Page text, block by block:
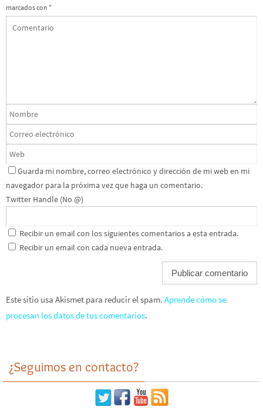
marcados con *
Guarda mi nombre, correo electrónico y dirección de mi web en mi
navegador para la próxima vez que haga un comentario.
Twitter Handle (No @)
Recibir un email con los siguientes comentarios a esta entrada.
Recibir un email con cada nueva entrada.
Este sitio usa Akismet para reducir el spam. Aprende cómo se
procesan los datos de tus comentarios.
¿Seguimos en contacto?